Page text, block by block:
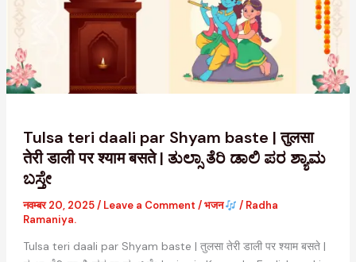
Tulsa teri daali par Shyam baste | तुलसा
तेरी डाली पर श्याम बसते | ತುಲ್ಸಾ ತೆರಿ ಡಾಲಿ ಪರ ಶ್ಯಾಮ
ಬಸ್ತೇ
नवम्बर 20, 2025/ Leave a Comment /भजन / Radha
Ramaniya.
Tulsa teri daali par Shyam baste | तुलसा तेरी डाली पर श्याम बसते |
तुलसा
तेरी
डाली
श्याम
बसते
ತುಲ್ಸಾ
ತೆರಿ
ಡಾಲಿ
ಪರ
ಶ್ಯಾಮ